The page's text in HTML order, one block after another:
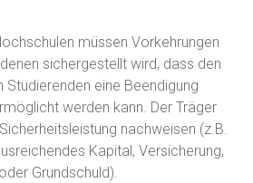
müssen Vorkehrungen
sichergestellt wird, dass den
eine Beendigung
werden kann. Der Träger
nachweisen (z.B.
Kapital, Versicherung,
Grundschuld).